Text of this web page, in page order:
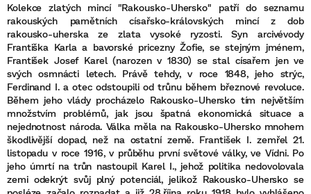
Kolekce zlatých mincí "Rakousko-Uhersko" patří do seznamu
rakouských pamětních císařsko-královských mincí z dob
rakousko-uherska ze zlata vysoké ryzosti. Syn arcivévody
Františka Karla a bavorské pricezny Žofie, se stejným jménem,
František Josef Karel (narozen v 1830) se stal císařem jen ve
svých osmnácti letech. Právě tehdy, v roce 1848, jeho strýc,
Ferdinand I. a otec odstoupili od trůnu během březnové revoluce.
Během jeho vlády procházelo Rakousko-Uhersko tím největším
množstvím problémů, jak jsou špatná ekonomická situace a
nejednotnost národa. Válka měla na Rakousko-Uhersko mnohem
škodlivější dopad, než na ostatní země. František I. zemřel 21.
listopadu v roce 1916, v průběhu první světové války, ve Vídni. Po
jeho úmrtí na trůn nastoupil Karel I., jehož politika nedovolovala
zemi odekrýt svůj plný potenciál, jelikož Rakousko-Uhersko se